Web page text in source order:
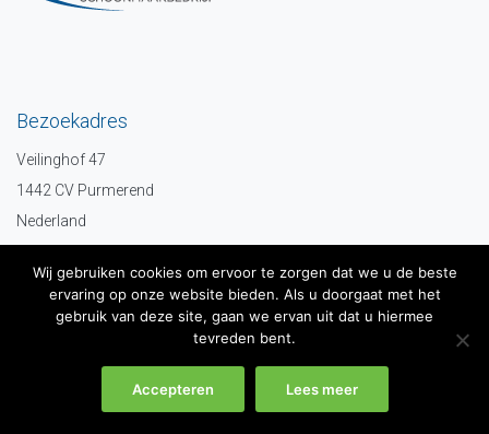
Bezoekadres
Veilinghof 47
1442 CV Purmerend
Nederland
info@jveenman.nl
0299-633274
Wij gebruiken cookies om ervoor te zorgen dat we u de beste
ervaring op onze website bieden. Als u doorgaat met het
gebruik van deze site, gaan we ervan uit dat u hiermee
tevreden bent.
Accepteren Lees meer